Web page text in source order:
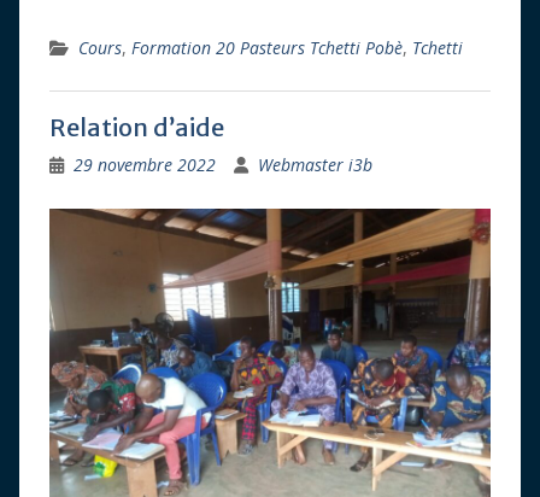
Cours, Formation 20 Pasteurs Tchetti Pobè, Tchetti
Relation d’aide
29 novembre 2022 Webmaster i3b